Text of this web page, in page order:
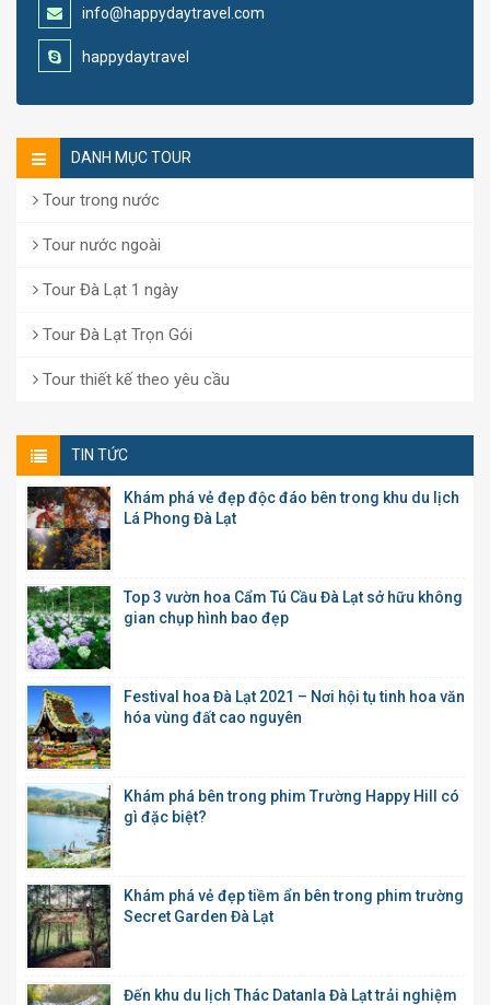
info@happydaytravel.com
happydaytravel
DANH MỤC TOUR
Tour trong nước
Tour nước ngoài
Tour Đà Lạt 1 ngày
Tour Đà Lạt Trọn Gói
Tour thiết kế theo yêu cầu
TIN TỨC
Khám phá vẻ đẹp độc đáo bên trong khu du lịch
Lá Phong Đà Lạt
Top 3 vườn hoa Cẩm Tú Cầu Đà Lạt sở hữu không
gian chụp hình bao đẹp
Festival hoa Đà Lạt 2021 – Nơi hội tụ tinh hoa văn
hóa vùng đất cao nguyên
Khám phá bên trong phim Trường Happy Hill có
gì đặc biệt?
Khám phá vẻ đẹp tiềm ẩn bên trong phim trường
Secret Garden Đà Lạt
Đến khu du lịch Thác Datanla Đà Lạt trải nghiệm